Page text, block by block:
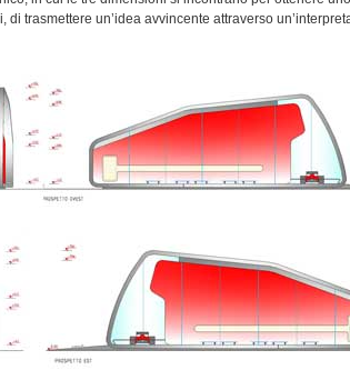
trasmettere un’idea avvincente attraverso